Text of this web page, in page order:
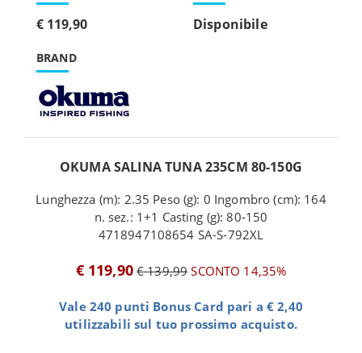
€ 119,90
BRAND
Disponibile
OKUMA SALINA TUNA 235CM 80-150G
Lunghezza (m): 2.35 Peso (g): 0 Ingombro (cm): 164
n. sez.: 1+1 Casting (g): 80-150
4718947108654 SA-S-792XL
€ 119,90 € 139,99SCONTO 14,35%
Vale 240 punti Bonus Card pari a € 2,40
utilizzabili sul tuo prossimo acquisto.